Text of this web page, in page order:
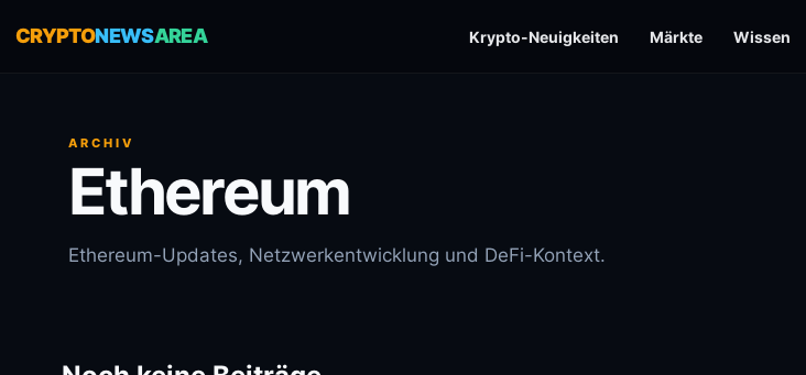
CRYPTONEWSAREA Krypto-Neuigkeiten Märkte Wissen
ARCHIV
Ethereum
Ethereum-Updates, Netzwerkentwicklung und DeFi-Kontext.